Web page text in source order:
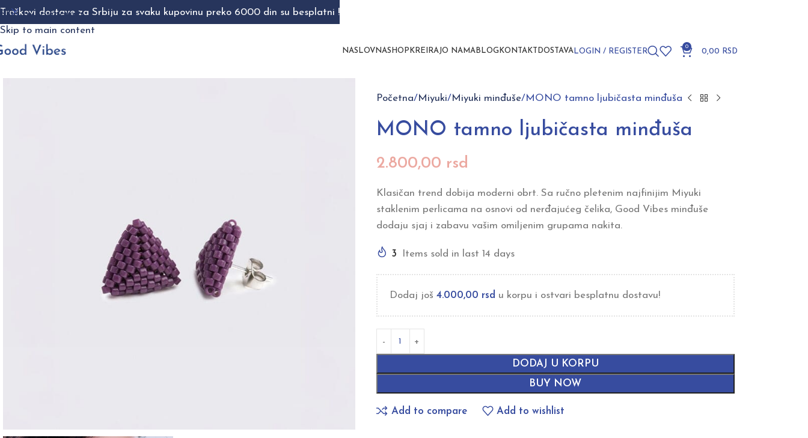
Skip to navigation
Skip to main content
NASLOVNASHOP KREIRAJO NAMA BLOG KONTAKT DOSTAVA LOGIN / REGISTER
0
0,00 RSD
Početna Miyuki Miyuki minđuše MONO tamno ljubičasta minđuša
MONO tamno ljubičasta minđuša
2.800,00 rsd
Klasičan trend dobija moderni obrt. Sa ručno pletenim najfinijim Miyuki
staklenim perlicama na osnovi od nerđajućeg čelika, Good Vibes minđuše
dodaju sjaj i zabavu vašim omiljenim grupama nakita.
3 Items sold in last 14 days
Dodaj još 4.000,00 rsd u korpu i ostvari besplatnu dostavu!
DODAJ U KORPU
BUY NOW
Add to compare Add to wishlist
Troškovi dostave za Srbiju za svaku kupovinu preko 6000 din su besplatni !